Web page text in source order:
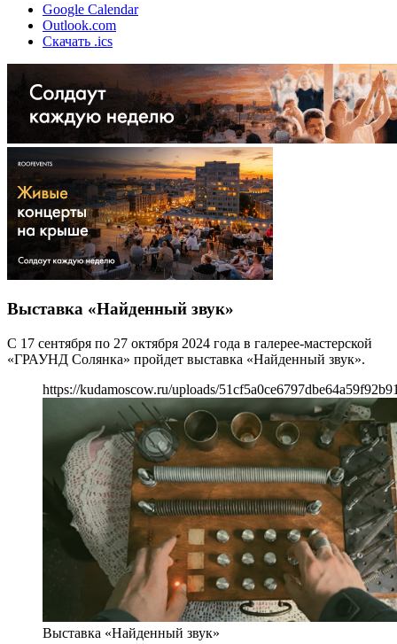
Google Calendar
Outlook.com
Скачать .ics
Выставка «Найденный звук»
С 17 сентября по 27 октября 2024 года в галерее-мастерской
«ГРАУНД Солянка» пройдет выставка «Найденный звук».
https://kudamoscow.ru/uploads/
Выставка «Найденный звук»